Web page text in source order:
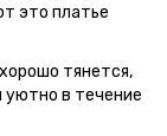
это платье
тянется,
уютно в течение